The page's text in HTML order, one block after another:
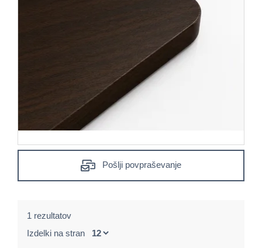
Pošlji povpraševanje
1 rezultatov
Izdelki na stran